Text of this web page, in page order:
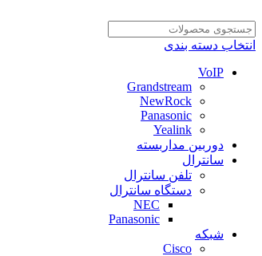
انتخاب دسته بندی
VoIP
Grandstream
NewRock
Panasonic
Yealink
دوربین مداربسته
سانترال
تلفن سانترال
دستگاه سانترال
NEC
Panasonic
شبکه
Cisco